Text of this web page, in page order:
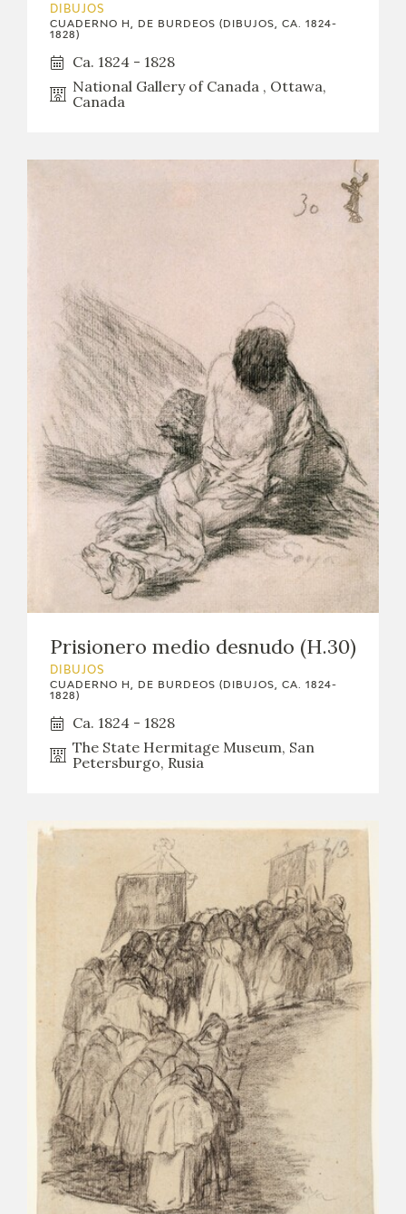
DIBUJOS
CUADERNO H, DE BURDEOS (DIBUJOS, CA. 1824-
1828)
Ca. 1824 - 1828
National Gallery of Canada , Ottawa,
Canada
Prisionero medio desnudo (H.30)
DIBUJOS
CUADERNO H, DE BURDEOS (DIBUJOS, CA. 1824-
1828)
Ca. 1824 - 1828
The State Hermitage Museum, San
Petersburgo, Rusia